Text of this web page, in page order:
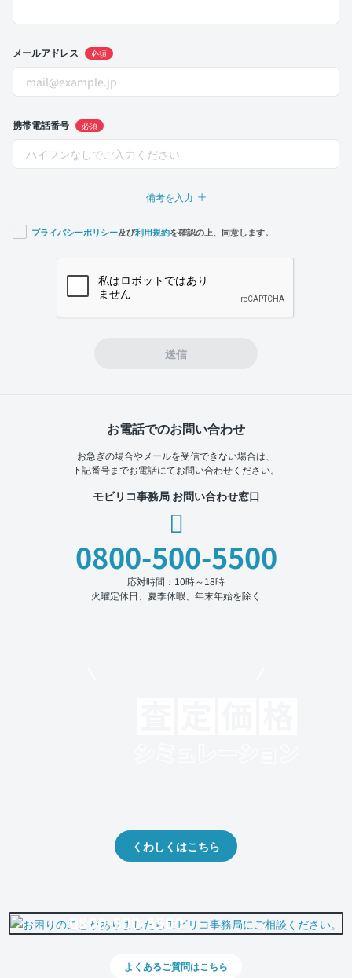
メールアドレス 必須
携帯電話番号 必須
備考を入力
プライバシーポリシー及び利用規約を確認の上、同意します。
送信
お電話でのお問い合わせ
お急ぎの場合やメールを受信できない場合は、
下記番号までお電話にてお問い合わせください。
モビリコ事務局 お問い合わせ窓口
0800-500-5500
応対時間：10時～18時
火曜定休日、夏季休暇、年末年始を除く
くわしくはこちら
0800-500-5500
よくあるご質問はこちら